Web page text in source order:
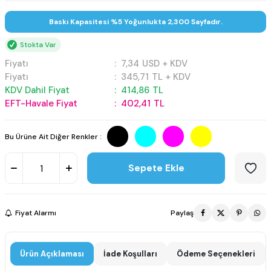
Baskı Kapasitesi %5 Yoğunlukta 2,300 Sayfadır.
Stokta Var
Fiyatı : 7,34 USD + KDV
Fiyatı
: 345,71 TL + KDV
KDV Dahil Fiyat
: 414,86 TL
EFT-Havale Fiyat
: 402,41 TL
Bu Ürüne Ait Diğer Renkler :
Sepete Ekle
Fiyat Alarmı Paylaş
Ürün Açıklaması İade Koşulları Ödeme Seçenekleri